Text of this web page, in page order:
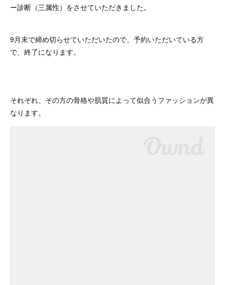
ー診断（三属性）をさせていただきました。
9月末で締め切らせていただいたので、予約いただいている方
で、終了になります。
それぞれ、その方の骨格や肌質によって似合うファッションが異
なります。